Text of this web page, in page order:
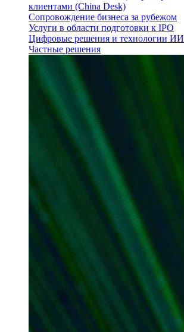
клиентами (China Desk)
Сопровождение бизнеса за рубежом
Услуги в области подготовки к IPO
Цифровые решения и технологии ИИ
Частные решения